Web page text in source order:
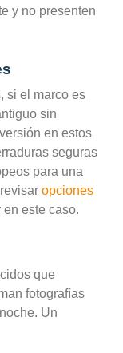
y no presenten
si el marco es
sin
en estos
seguras
para una
opciones
este caso.
que
fotografías
Un